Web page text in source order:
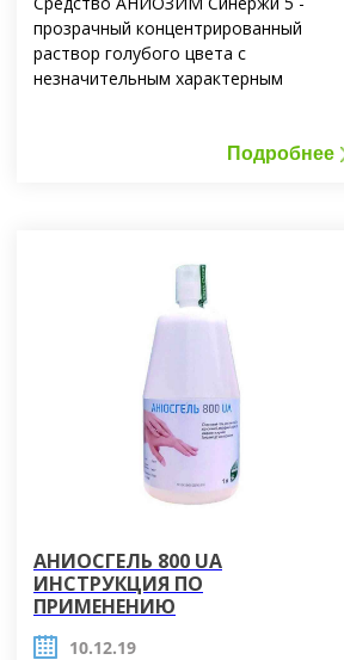
прозрачный концентрированный
раствор голубого цвета с
незначительным характерным
смачивают поверхности, растворяют
белковые, жировые загрязнения,
остатки крови с внешних и
внутренних поверхностей изделий
медицинского назначения.
Подробнее
АНИОСГЕЛЬ 800 UA
ИНСТРУКЦИЯ ПО
ПРИМЕНЕНИЮ
10.12.19